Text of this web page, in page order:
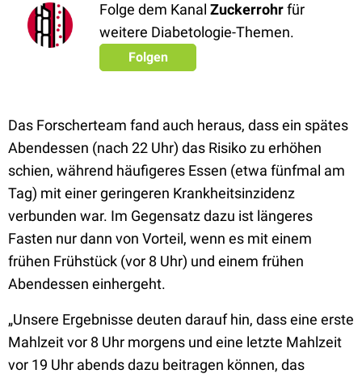
Folge dem Kanal Zuckerrohrfür
weitere Diabetologie-Themen.
Folgen
Das Forscherteam fand auch heraus, dass ein spätes
Abendessen (nach 22 Uhr) das Risiko zu erhöhen
schien, während häufigeres Essen (etwa fünfmal am
Tag) mit einer geringeren Krankheitsinzidenz
verbunden war. Im Gegensatz dazu ist längeres
Fasten nur dann von Vorteil, wenn es mit einem
frühen Frühstück (vor 8 Uhr) und einem frühen
Abendessen einhergeht.
„Unsere Ergebnisse deuten darauf hin, dass eine erste
Mahlzeit vor 8 Uhr morgens und eine letzte Mahlzeit
vor 19 Uhr abends dazu beitragen können, das